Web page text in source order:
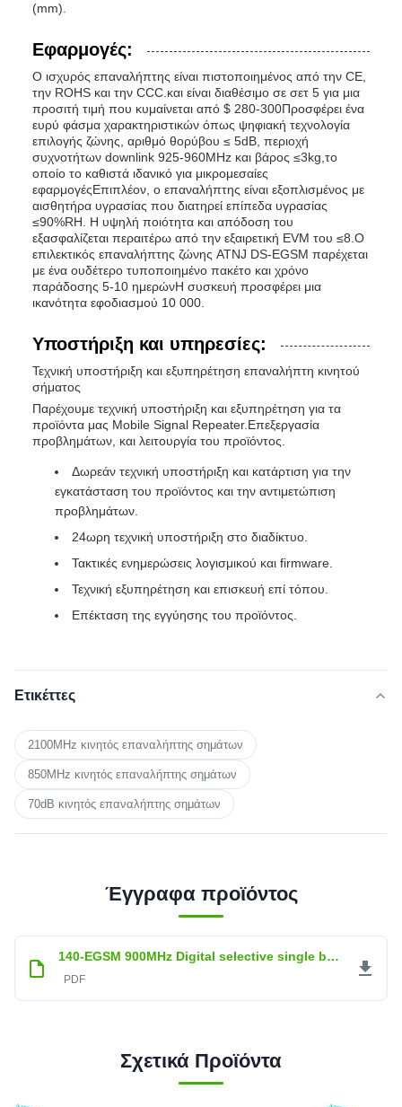
(mm).
Εφαρμογές:
Ο ισχυρός επαναλήπτης είναι πιστοποιημένος από την CE,
την ROHS και την CCC.και είναι διαθέσιμο σε σετ 5 για μια
προσιτή τιμή που κυμαίνεται από $ 280-300Προσφέρει ένα
ευρύ φάσμα χαρακτηριστικών όπως ψηφιακή τεχνολογία
επιλογής ζώνης, αριθμό θορύβου ≤ 5dB, περιοχή
συχνοτήτων downlink 925-960MHz και βάρος ≤3kg,το
οποίο το καθιστά ιδανικό για μικρομεσαίες
εφαρμογέςΕπιπλέον, ο επαναλήπτης είναι εξοπλισμένος με
αισθητήρα υγρασίας που διατηρεί επίπεδα υγρασίας
≤90%RH. Η υψηλή ποιότητα και απόδοση του
εξασφαλίζεται περαιτέρω από την εξαιρετική EVM του ≤8.Ο
επιλεκτικός επαναλήπτης ζώνης ATNJ DS-EGSM παρέχεται
με ένα ουδέτερο τυποποιημένο πακέτο και χρόνο
παράδοσης 5-10 ημερώνΗ συσκευή προσφέρει μια
ικανότητα εφοδιασμού 10 000.
Υποστήριξη και υπηρεσίες:
Τεχνική υποστήριξη και εξυπηρέτηση επαναλήπτη κινητού
σήματος
Παρέχουμε τεχνική υποστήριξη και εξυπηρέτηση για τα
προϊόντα μας Mobile Signal Repeater.Επεξεργασία
προβλημάτων, και λειτουργία του προϊόντος.
Δωρεάν τεχνική υποστήριξη και κατάρτιση για την
εγκατάσταση του προϊόντος και την αντιμετώπιση
προβλημάτων.
24ωρη τεχνική υποστήριξη στο διαδίκτυο.
Τακτικές ενημερώσεις λογισμικού και firmware.
Τεχνική εξυπηρέτηση και επισκευή επί τόπου.
Επέκταση της εγγύησης του προϊόντος.
Ετικέττες
2100MHz κινητός επαναλήπτης σημάτων
850MHz κινητός επαναλήπτης σημάτων
70dB κινητός επαναλήπτης σημάτων
Έγγραφα προϊόντος
140-EGSM 900MHz Digital selective single band.pdf
PDF
Σχετικά Προϊόντα